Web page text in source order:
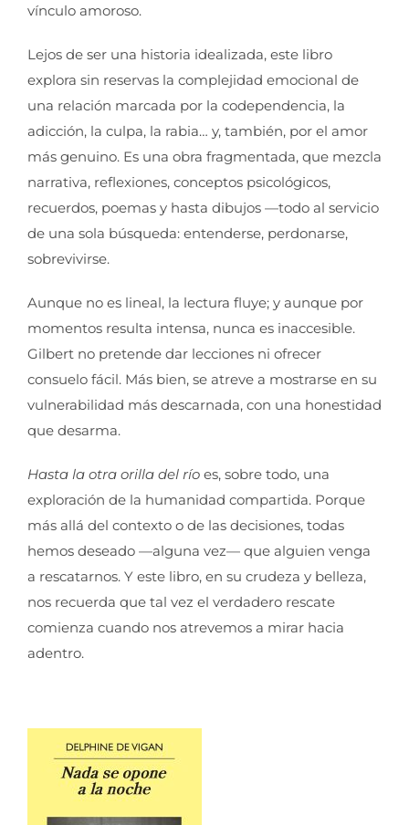
vínculo amoroso.
Lejos de ser una historia idealizada, este libro
explora sin reservas la complejidad emocional de
una relación marcada por la codependencia, la
adicción, la culpa, la rabia… y, también, por el amor
más genuino. Es una obra fragmentada, que mezcla
narrativa, reflexiones, conceptos psicológicos,
recuerdos, poemas y hasta dibujos —todo al servicio
de una sola búsqueda: entenderse, perdonarse,
sobrevivirse.
Aunque no es lineal, la lectura fluye; y aunque por
momentos resulta intensa, nunca es inaccesible.
Gilbert no pretende dar lecciones ni ofrecer
consuelo fácil. Más bien, se atreve a mostrarse en su
vulnerabilidad más descarnada, con una honestidad
que desarma.
Hasta la otra orilla del río es, sobre todo, una
exploración de la humanidad compartida. Porque
más allá del contexto o de las decisiones, todas
hemos deseado —alguna vez— que alguien venga
a rescatarnos. Y este libro, en su crudeza y belleza,
nos recuerda que tal vez el verdadero rescate
comienza cuando nos atrevemos a mirar hacia
adentro.